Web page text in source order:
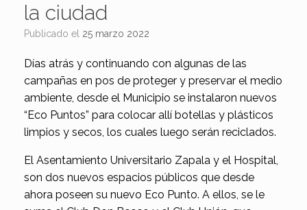
la ciudad
Publicado el 25 marzo 2022
Días atrás y continuando con algunas de las
campañas en pos de proteger y preservar el medio
ambiente, desde el Municipio se instalaron nuevos
“Eco Puntos” para colocar allí botellas y plásticos
limpios y secos, los cuales luego serán reciclados.
El Asentamiento Universitario Zapala y el Hospital,
son dos nuevos espacios públicos que desde
ahora poseen su nuevo Eco Punto. A ellos, se le